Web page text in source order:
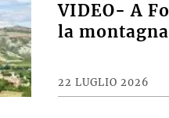
VIDEO- A
la
22 LUGLIO 2026